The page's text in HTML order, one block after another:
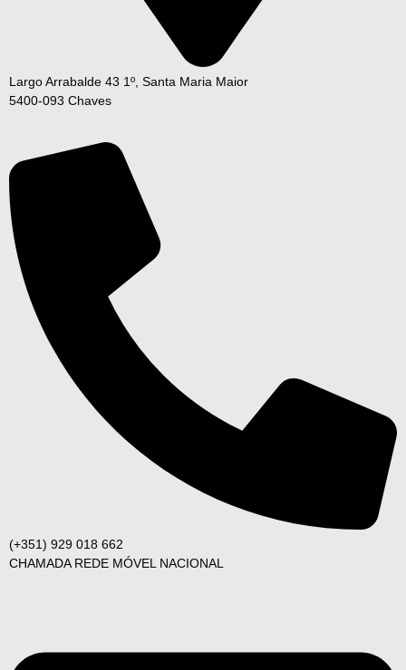
Largo Arrabalde 43 1º, Santa Maria Maior
5400-093 Chaves
(+351) 929 018 662
CHAMADA REDE MÓVEL NACIONAL